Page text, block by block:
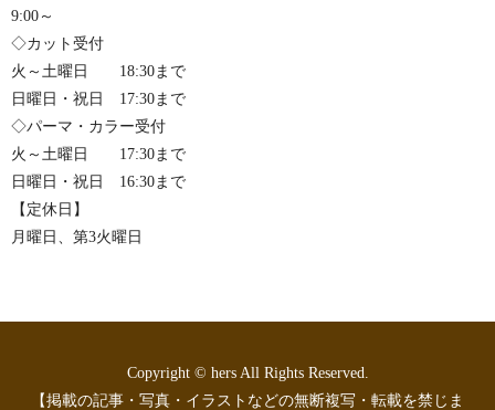
9:00～
◇カット受付
火～土曜日 18:30まで
日曜日・祝日 17:30まで
◇パーマ・カラー受付
火～土曜日 17:30まで
日曜日・祝日 16:30まで
【定休日】
月曜日、第3火曜日
Copyright © hers All Rights Reserved.
【掲載の記事・写真・イラストなどの無断複写・転載を禁じま